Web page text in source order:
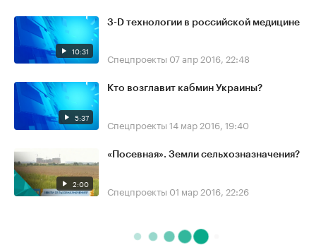
10:31
3-D технологии в российской медицине
Спецпроекты 07 апр 2016, 22:48
5:37
Кто возглавит кабмин Украины?
Спецпроекты 14 мар 2016, 19:40
2:00
«Посевная». Земли сельхозназначения?
Спецпроекты 01 мар 2016, 22:26